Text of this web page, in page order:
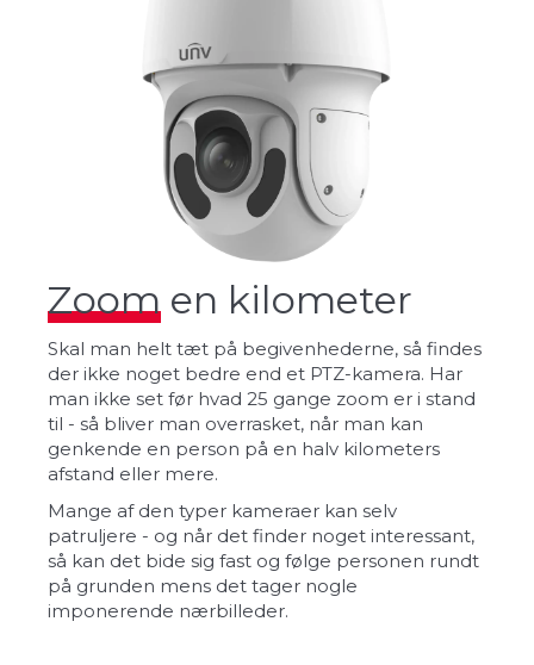
Zoom en kilometer
Skal man helt tæt på begivenhederne, så findes
der ikke noget bedre end et PTZ-kamera. Har
man ikke set før hvad 25 gange zoom er i stand
til - så bliver man overrasket, når man kan
genkende en person på en halv kilometers
afstand eller mere.
Mange af den typer kameraer kan selv
patruljere - og når det finder noget interessant,
så kan det bide sig fast og følge personen rundt
på grunden mens det tager nogle
imponerende nærbilleder.